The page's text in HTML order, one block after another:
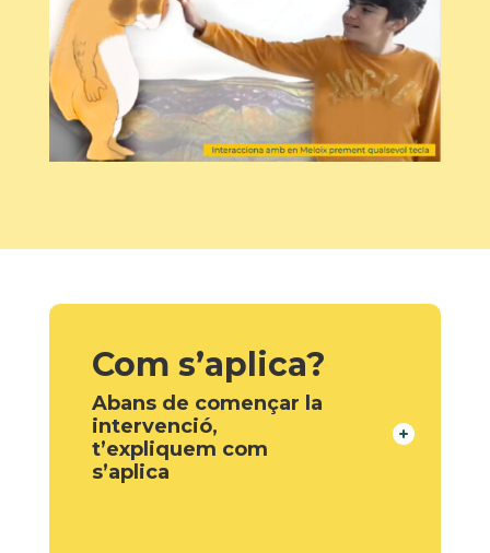
Com s’aplica?
Abans de començar la
intervenció,
t’expliquem com
s’aplica